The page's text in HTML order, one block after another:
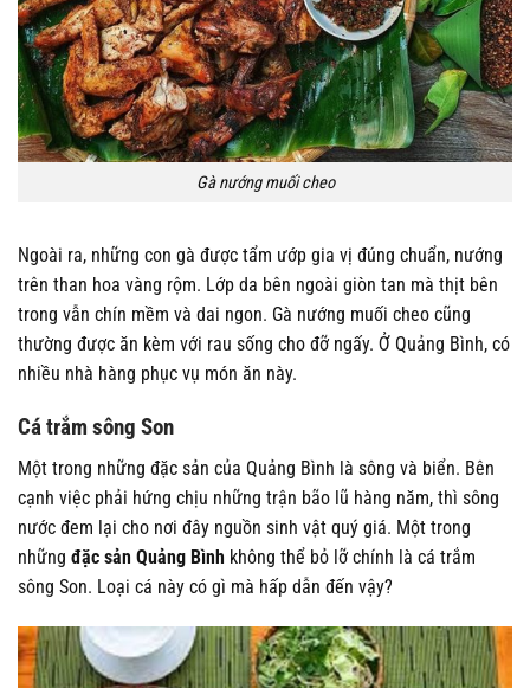
Gà nướng muối cheo
Ngoài ra, những con gà được tẩm ướp gia vị đúng chuẩn, nướng
trên than hoa vàng rộm. Lớp da bên ngoài giòn tan mà thịt bên
trong vẫn chín mềm và dai ngon. Gà nướng muối cheo cũng
thường được ăn kèm với rau sống cho đỡ ngấy. Ở Quảng Bình, có
nhiều nhà hàng phục vụ món ăn này.
Cá trắm sông Son
Một trong những đặc sản của Quảng Bình là sông và biển. Bên
cạnh việc phải hứng chịu những trận bão lũ hàng năm, thì sông
nước đem lại cho nơi đây nguồn sinh vật quý giá. Một trong
những đặc sản Quảng Bình không thể bỏ lỡ chính là cá trắm
sông Son. Loại cá này có gì mà hấp dẫn đến vậy?